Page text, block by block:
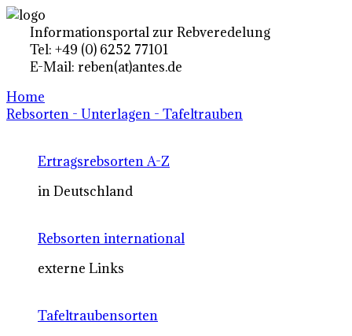
Informationsportal zur Rebveredelung
Tel: +49 (0) 6252 77101
E-Mail: reben(at)antes.de
Home
Rebsorten - Unterlagen - Tafeltrauben
Ertragsrebsorten A-Z
in Deutschland
Rebsorten international
externe Links
Tafeltraubensorten